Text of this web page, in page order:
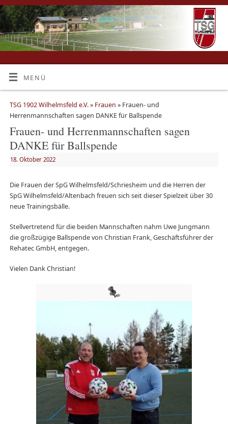
MENÜ
TSG 1902 Wilhelmsfeld e.V.» Frauen » Frauen- und
Herrenmannschaften sagen DANKE für Ballspende
Frauen- und Herrenmannschaften sagen
DANKE für Ballspende
18. Oktober 2022
Die Frauen der SpG Wilhelmsfeld/Schriesheim und die Herren der
SpG Wilhelmsfeld/Altenbach freuen sich seit dieser Spielzeit über 30
neue Trainingsbälle.
Stellvertretend für die beiden Mannschaften nahm Uwe Jungmann
die großzügige Ballspende von Christian Frank, Geschäftsführer der
Rehatec GmbH, entgegen.
Vielen Dank Christian!